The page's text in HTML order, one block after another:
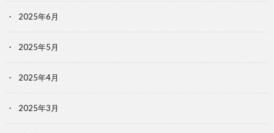
2025年6月
2025年5月
2025年4月
2025年3月